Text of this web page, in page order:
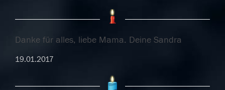
Danke für alles, liebe Mama. Deine Sandra
19.01.2017